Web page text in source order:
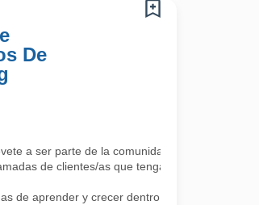
De
a ser parte de la comunidad más cool; lo
de clientes/as que tengan algún
de aprender y crecer dentro de la compañía